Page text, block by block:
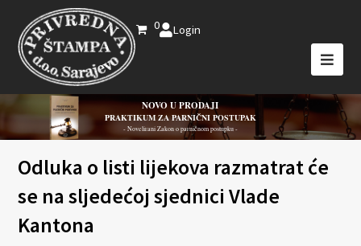
0 Login
NOVO U PRODAJI
PRAKTIKUM ZA PARNIČNI POSTUPAK
- Novelirani Zakon o parničnom postupku -
Odluka o listi lijekova razmatrat će
se na sljedećoj sjednici Vlade
Kantona